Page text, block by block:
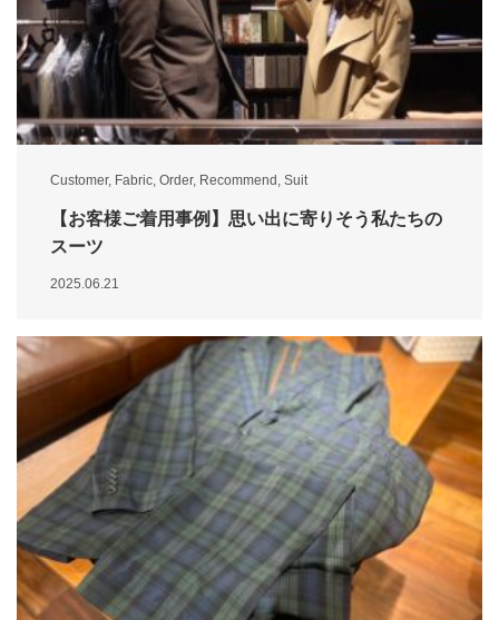
Customer, Fabric, Order, Recommend , Suit
【お客様ご着用事例】思い出に寄りそう私たちの
スーツ
2025.06.21